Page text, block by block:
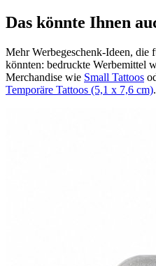
Das könnte Ihnen
Mehr Werbegeschenk-Ideen, die
könnten: bedruckte Werbemittel
Merchandise wie Small Tattoos
Temporäre Tattoos (5,1 x 7,6 cm).